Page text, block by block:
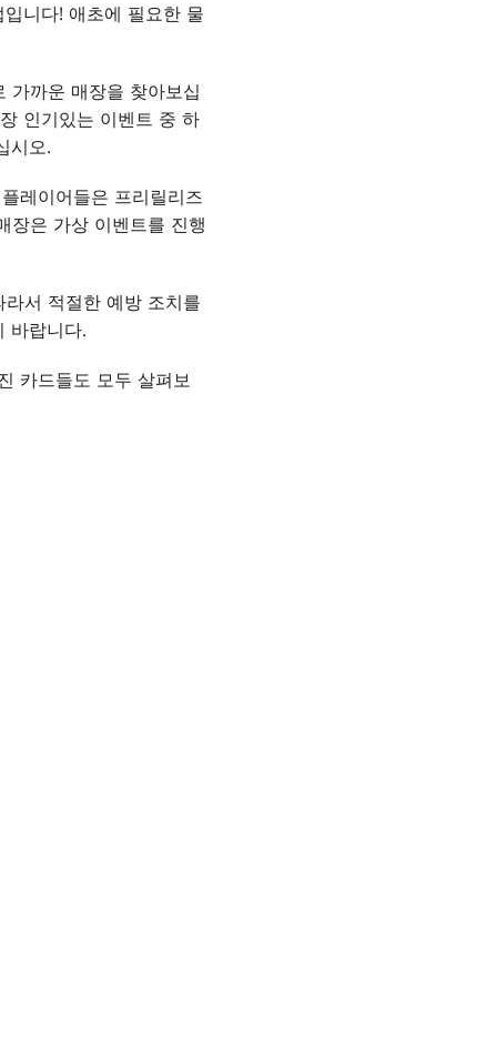
니다! 애초에 필요한 물
가까운 매장을 찾아보십
인기있는 이벤트 중 하
시오.
레이어들은 프리릴리즈
장은 가상 이벤트를 진행
서 적절한 예방 조치를
바랍니다.
카드들도 모두 살펴보